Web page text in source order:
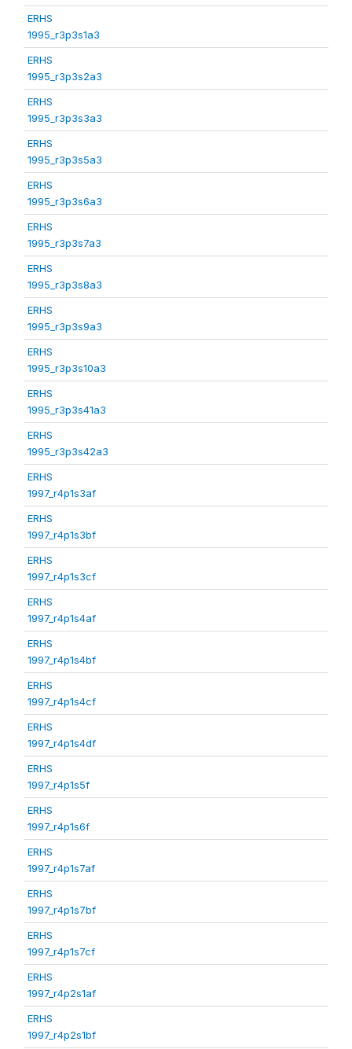
ERHS
1995_r3p3s1a3
ERHS
1995_r3p3s2a3
ERHS
1995_r3p3s3a3
ERHS
1995_r3p3s5a3
ERHS
1995_r3p3s6a3
ERHS
1995_r3p3s7a3
ERHS
1995_r3p3s8a3
ERHS
1995_r3p3s9a3
ERHS
1995_r3p3s10a3
ERHS
1995_r3p3s41a3
ERHS
1995_r3p3s42a3
ERHS
1997_r4p1s3af
ERHS
1997_r4p1s3bf
ERHS
1997_r4p1s3cf
ERHS
1997_r4p1s4af
ERHS
1997_r4p1s4bf
ERHS
1997_r4p1s4cf
ERHS
1997_r4p1s4df
ERHS
1997_r4p1s5f
ERHS
1997_r4p1s6f
ERHS
1997_r4p1s7af
ERHS
1997_r4p1s7bf
ERHS
1997_r4p1s7cf
ERHS
1997_r4p2s1af
ERHS
1997_r4p2s1bf